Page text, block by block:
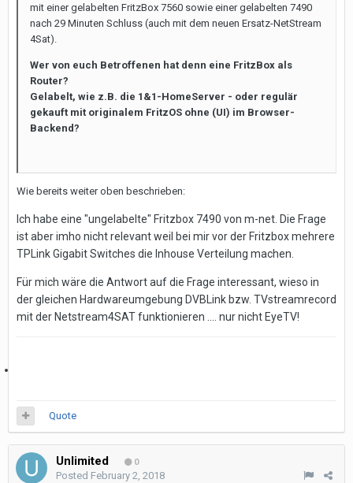
mit einer gelabelten FritzBox 7560 sowie einer gelabelten 7490
nach 29 Minuten Schluss (auch mit dem neuen Ersatz-NetStream
4Sat).
Wer von euch Betroffenen hat denn eine FritzBox als
Router?
Gelabelt, wie z.B. die 1&1-HomeServer - oder regulär
gekauft mit originalem FritzOS ohne (UI) im Browser-
Backend?
Wie bereits weiter oben beschrieben:
Ich habe eine "ungelabelte" Fritzbox 7490 von m-net. Die Frage
ist aber imho nicht relevant weil bei mir vor der Fritzbox mehrere
TPLink Gigabit Switches die Inhouse Verteilung machen.
Für mich wäre die Antwort auf die Frage interessant, wieso in
der gleichen Hardwareumgebung DVBLink bzw. TVstreamrecord
mit der Netstream4SAT funktionieren .... nur nicht EyeTV!
Quote
Unlimited 0
Posted February 2, 2018